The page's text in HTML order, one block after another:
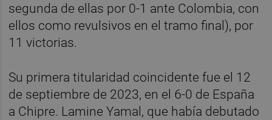
segunda de ellas por 0-1 ante Colombia, con
ellos como revulsivos en el tramo final), por
11 victorias.
Su primera titularidad coincidente fue el 12
de septiembre de 2023, en el 6-0 de España
a Chipre. Lamine Yamal, que había debutado